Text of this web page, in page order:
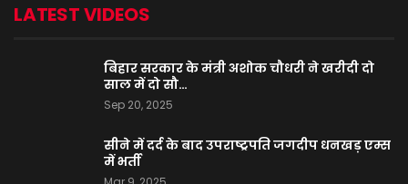
LATEST VIDEOS
बिहार सरकार के मंत्री अशोक चौधरी ने खरीदी दो
साल में दो सौ…
Sep 20, 2025
सीने में दर्द के बाद उपराष्ट्रपति जगदीप धनखड़ एम्स
में भर्ती